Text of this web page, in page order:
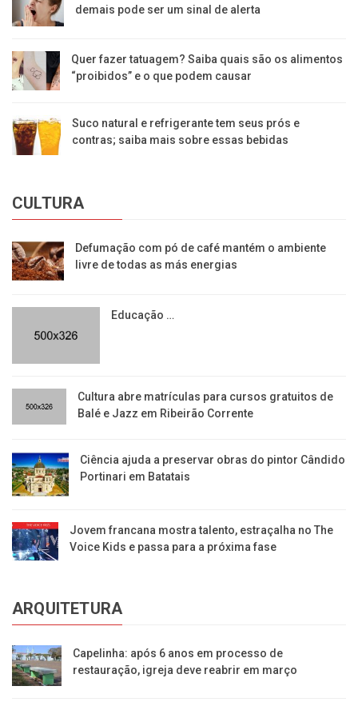
demais pode ser um sinal de alerta
Quer fazer tatuagem? Saiba quais são os alimentos
“proibidos” e o que podem causar
Suco natural e refrigerante tem seus prós e
contras; saiba mais sobre essas bebidas
CULTURA
Defumação com pó de café mantém o ambiente
livre de todas as más energias
Educação …
​Cultura abre matrículas para cursos gratuitos de
Balé e Jazz em Ribeirão Corrente
Ciência ajuda a preservar obras do pintor Cândido
Portinari em Batatais
Jovem francana mostra talento, estraçalha no The
Voice Kids e passa para a próxima fase
ARQUITETURA
Capelinha: após 6 anos em processo de
restauração, igreja deve reabrir em março